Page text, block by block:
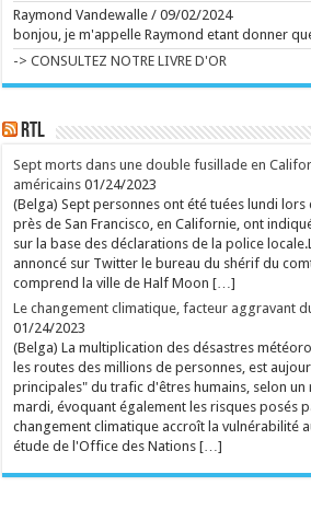
Plus d'un an et demi après la saison 1, Netflix a mis
en ligne sept épisodes. Le 8e est prévu pour le 26
août. En images, l'épopée familiale est plus
tourbillonnante que jamais. ...
Sur les pas de vos héros à travers la France littéraire
...
Raymond Vandewalle /09/02/2024
bonjou, je m'appelle Raymond etant donner
-> CONSULTEZ NOTRE LIVRE D'OR
RTL
Sept morts dans une double fusillade en
américains 01/24/2023
(Belga) Sept personnes ont été tuées lundi
près de San Francisco, en Californie, ont
sur la base des déclarations de la police
annoncé sur Twitter le bureau du shérif du
comprend la ville de Half Moon […]
Le changement climatique, facteur aggravant
01/24/2023
(Belga) La multiplication des désastres
les routes des millions de personnes, est
principales" du trafic d'êtres humains, selon
mardi, évoquant également les risques posés
changement climatique accroît la vulnérabilité
étude de l'Office des Nations […]